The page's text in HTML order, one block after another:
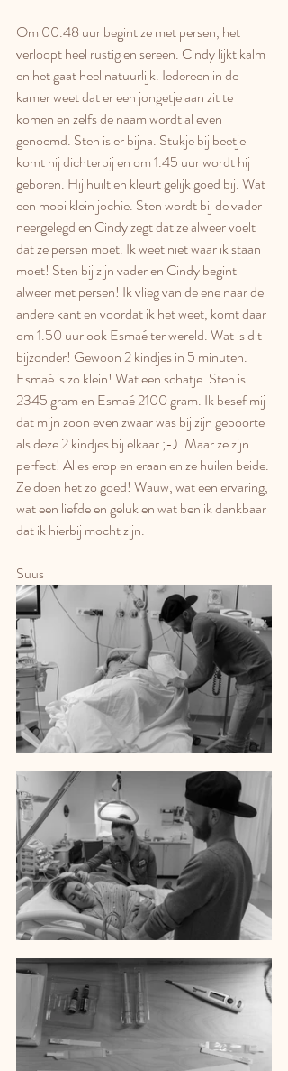
Om 00.48 uur begint ze met persen, het
verloopt heel rustig en sereen. Cindy lijkt kalm
en het gaat heel natuurlijk. Iedereen in de
kamer weet dat er een jongetje aan zit te
komen en zelfs de naam wordt al even
genoemd. Sten is er bijna. Stukje bij beetje
komt hij dichterbij en om 1.45 uur wordt hij
geboren. Hij huilt en kleurt gelijk goed bij. Wat
een mooi klein jochie. Sten wordt bij de vader
neergelegd en Cindy zegt dat ze alweer voelt
dat ze persen moet. Ik weet niet waar ik staan
moet! Sten bij zijn vader en Cindy begint
alweer met persen! Ik vlieg van de ene naar de
andere kant en voordat ik het weet, komt daar
om 1.50 uur ook Esmaé ter wereld. Wat is dit
bijzonder! Gewoon 2 kindjes in 5 minuten.
Esmaé is zo klein! Wat een schatje. Sten is
2345 gram en Esmaé 2100 gram. Ik besef mij
dat mijn zoon even zwaar was bij zijn geboorte
als deze 2 kindjes bij elkaar ;-). Maar ze zijn
perfect! Alles erop en eraan en ze huilen beide.
Ze doen het zo goed! Wauw, wat een ervaring,
wat een liefde en geluk en wat ben ik dankbaar
dat ik hierbij mocht zijn.
Suus